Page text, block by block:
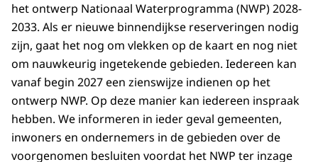
het ontwerp Nationaal Waterprogramma (NWP) 2028-
2033. Als er nieuwe binnendijkse reserveringen nodig
zijn, gaat het nog om vlekken op de kaart en nog niet
om nauwkeurig ingetekende gebieden. Iedereen kan
vanaf begin 2027 een zienswijze indienen op het
ontwerp NWP. Op deze manier kan iedereen inspraak
hebben. We informeren in ieder geval gemeenten,
inwoners en ondernemers in de gebieden over de
voorgenomen besluiten voordat het NWP ter inzage